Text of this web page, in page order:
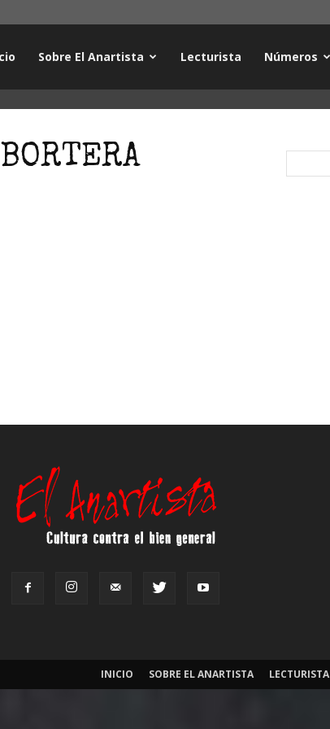
Sobre El Anartista Lecturista Números
INICIO SOBRE EL ANARTISTA LECTURISTA